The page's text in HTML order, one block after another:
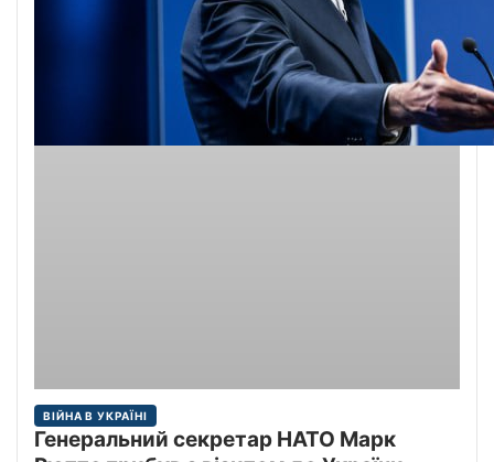
ВІЙНА В УКРАЇНІ
Генеральний секретар НАТО Марк